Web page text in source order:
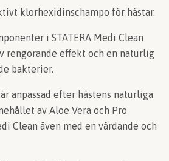
klorhexidinschampo för hästar.
i STATERA Medi Clean
rengörande effekt och en naturlig
bakterier.
anpassad efter hästens naturliga
av Aloe Vera och Pro
Clean även med en vårdande och